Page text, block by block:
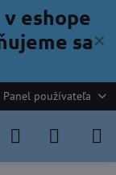
✕
eshope
sa
Panel používateľa